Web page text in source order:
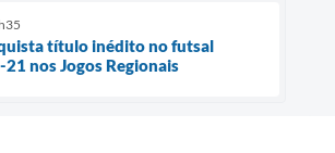
título inédito no futsal
nos Jogos Regionais